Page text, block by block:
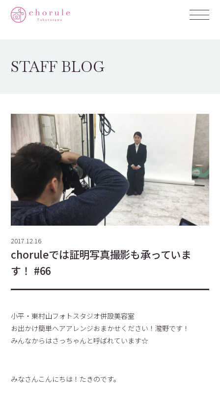
STAFF BLOG
2017.12.16
choruleでは証明写真撮影も承っていま
す！ #66
小平・東村山フォトスタジオ併設美容室
お出かけ簡単ヘアアレンジおまかせください！瀧野です！
みんなからはさっちゃんと呼ばれています☆
みなさんこんにちは！たきのです。